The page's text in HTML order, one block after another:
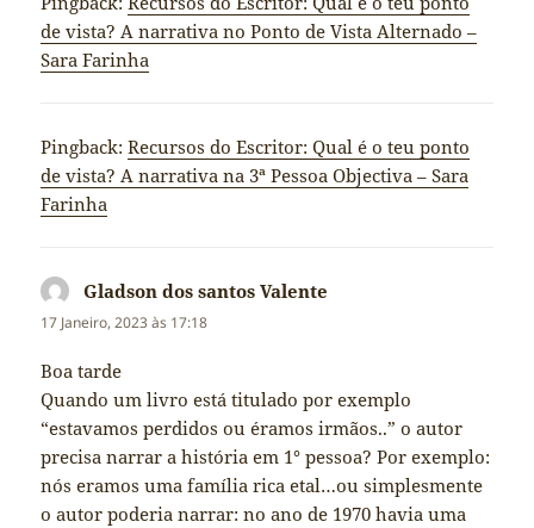
de vista? A narrativa no Ponto de Vista Alternado –
Sara Farinha
Pingback:Recursos do Escritor: Qual é o teu ponto
de vista? A narrativa na 3ª Pessoa Objectiva – Sara
Farinha
Gladson dos santos Valente
17 Janeiro, 2023 às 17:18
Boa tarde
Quando um livro está titulado por exemplo
“estavamos perdidos ou éramos irmãos..” o autor
precisa narrar a história em 1° pessoa? Por exemplo:
nós eramos uma família rica etal…ou simplesmente
o autor poderia narrar: no ano de 1970 havia uma